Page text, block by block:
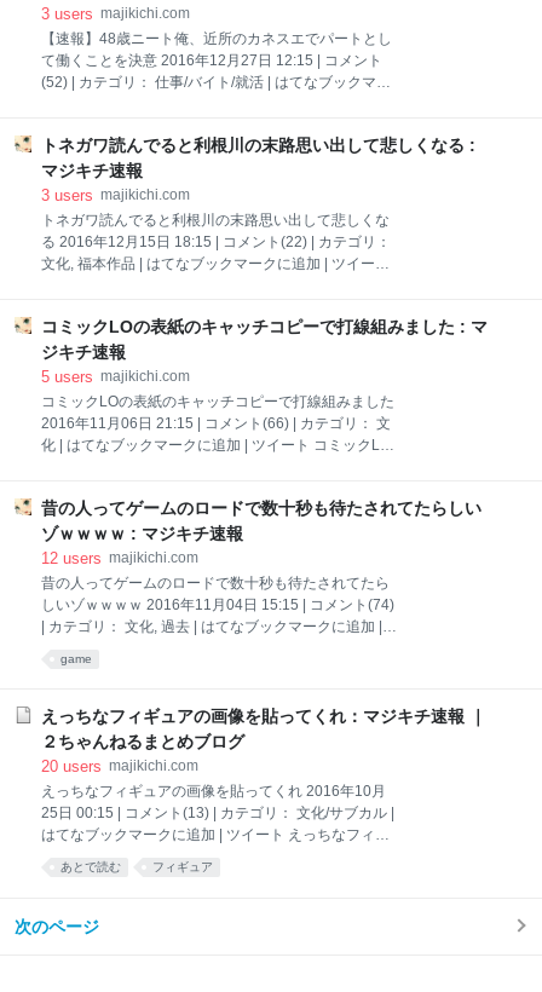
484392539 2：名無しさん＠おーぷん
2017/01/14(土)20:16:05 ID:FhV 闇深すぎやろ 3：名無
しさん＠おーぷん 2017/01/14(土)20:16:40 ID:Phy ジ
モティーかな？ 4：名無しさん＠おーぷん
3 users majikichi.com
【速報】48歳ニート俺、近所のカネスエでパートとし
て働くことを決意 2016年12月27日 12:15 | コメント
(52) | カテゴリ： 仕事/バイト/就活 | はてなブックマー
(^o^)／でVIPがお送りします 2016/12/24(土)
00:21:52.206 ID:RSznx4AZ0EVE.net いつまでも親に
心配かけれんし決心したわ 引用元
http://viper.2ch.sc/test/read.cgi/news4vip/1482506512
2：以下、＼(^o^)／でVIPがお送りします
2016/12/24(土) 00:22:13.373 ID:j/84rRqJ0EVE.net 頑
トネガワ読んでると利根川の末路思い出して悲しくなる :
マジキチ速報
3 users majikichi.com
トネガワ読んでると利根川の末路思い出して悲しくな
る 2016年12月15日 18:15 | コメント(22) | カテゴリ：
文化, 福本作品 | はてなブックマークに追加 | ツイート
15:18:50.60 ID:8Y53fzp301212.net なんであそこから
鉄骨渡りとかちょっとカイジに負けただけで焼き土下
座って展開になるんや 引用元
http://tomcat.2ch.sc/test/read.cgi/livejupiter/148152353
0 3：風吹けば名無し＠＼(^o^)／ 2016/12/12(月)
15:19:22.57 ID:jjzYJAra01212.net カイジに謝罪するっ
コミックLOの表紙のキャッチコピーで打線組みました : マ
ジキチ速報
5 users majikichi.com
コミックLOの表紙のキャッチコピーで打線組みました
2016年11月06日 21:15 | コメント(66) | カテゴリ： 文
化 | はてなブックマークに追加 | ツイート コミックLO
この娘の母親が本当に好きだった。それを今、思い出
した。 2(二)ひとは、ひとりでに、恋を知る。 3(右)言
いたいこと、全部忘れた。 4(三)あれから7年、僕はロ
リコンのままだ。 5(指)こんな僕でも。こんな世界が。
それでも楽園であることを。君の深呼吸で知った。
6(遊)ロリコンに春は来ない 7(左)天使のスピード 8(一)
ば前に一度だけ、あの娘から年賀状をもらったことが
した
昔の人ってゲームのロードで数十秒も待たされてたらしい
ゾｗｗｗｗ : マジキチ速報
12 users majikichi.com
昔の人ってゲームのロードで数十秒も待たされてたら
しいゾｗｗｗｗ 2016年11月04日 15:15 | コメント(74)
| カテゴリ： 文化, 過去 | はてなブックマークに追加 |
されてたらしいゾｗｗｗｗｗｗｗｗ1：以下、＼(^o^)
ID:aoAPKxq/0.net そんな大昔の人が今のゲームやった
らビックリするんだろうな 引用元
http://viper.2ch.sc/test/read.cgi/news4vip/1477969909
2016/11/01(火) 12:12:56.952 ID:XS7qu1TVd.net >>1
ノーモアヒーローズの箱版が酷かったな 4：以下、＼
(^o^)／でVIPがお送り
game
えっちなフィギュアの画像を貼ってくれ：マジキチ速報 ｜
２ちゃんねるまとめブログ
20 users majikichi.com
えっちなフィギュアの画像を貼ってくれ 2016年10月
25日 00:15 | コメント(13) | カテゴリ： 文化/サブカル |
はてなブックマークに追加 | ツイート えっちなフィギ
ュアの画像を貼ってくれ 1： 以下、＼(^o^)／でVIPが
お送りします 2016/05/16(月) 00:00:24.182
元
あとで読む フィギュア
次のページ